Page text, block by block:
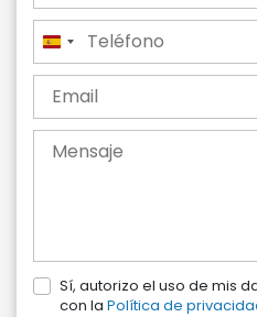
España
+34
Sí, autorizo el uso de mis
con la Política de